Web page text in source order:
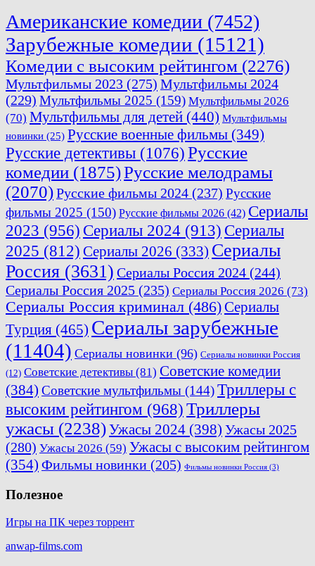
Американские комедии (7452)
Зарубежные комедии (15121)
Комедии с высоким рейтингом (2276)
Мультфильмы 2023 (275) Мультфильмы 2024
(229) Мультфильмы 2025 (159) Мультфильмы 2026
(70) Мультфильмы для детей (440) Мультфильмы
новинки (25) Русские военные фильмы (349)
Русские детективы (1076)Русские
комедии (1875)Русские мелодрамы
(2070)Русские фильмы 2024 (237) Русские
фильмы 2025 (150) Русские фильмы 2026 (42) Сериалы
2023 (956) Сериалы 2024 (913) Сериалы
2025 (812) Сериалы 2026 (333) Сериалы
Россия (3631) Сериалы Россия 2024 (244)
Сериалы Россия 2025 (235) Сериалы Россия 2026 (73)
Сериалы Россия криминал (486)Сериалы
Турция (465) Сериалы зарубежные
(11404) Сериалы новинки (96) Сериалы новинки Россия
(12) Советские детективы (81) Советские комедии
(384) Советские мультфильмы (144)Триллеры с
высоким рейтингом (968)Триллеры
ужасы (2238)Ужасы 2024 (398) Ужасы 2025
(280) Ужасы 2026 (59) Ужасы с высоким рейтингом
(354) Фильмы новинки (205) Фильмы новинки Россия (3)
Полезное
Игры на ПК через торрент
anwap-films.com